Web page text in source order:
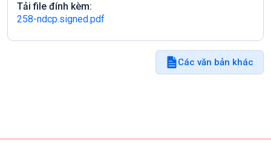
Tải file đính kèm:
258-ndcp.signed.pdf
Các văn bản khác